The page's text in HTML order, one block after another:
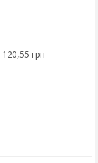
120,55 грн